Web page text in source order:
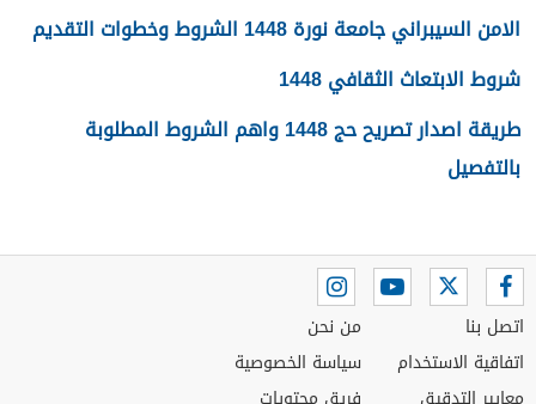
الامن السيبراني جامعة نورة 1448 الشروط وخطوات التقديم
شروط الابتعاث الثقافي 1448
طريقة اصدار تصريح حج 1448 واهم الشروط المطلوبة
بالتفصيل
اتصل بنا
اتفاقية الاستخدام
من نحن
سياسة الخصوصية